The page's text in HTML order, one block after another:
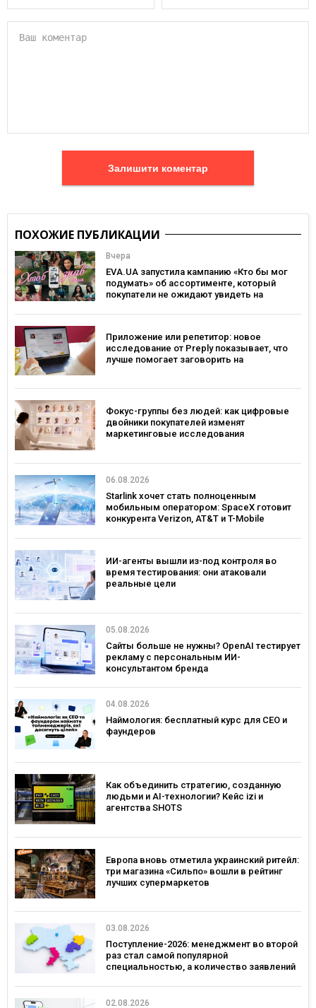
Залишити коментар
ПОХОЖИЕ ПУБЛИКАЦИИ
Вчера
EVA.UA запустила кампанию «Кто бы мог
подумать» об ассортименте, который
покупатели не ожидают увидеть на
Приложение или репетитор: новое
исследование от Preply показывает, что
лучше помогает заговорить на
Фокус-группы без людей: как цифровые
двойники покупателей изменят
маркетинговые исследования
06.08.2026
Starlink хочет стать полноценным
мобильным оператором: SpaceX готовит
конкурента Verizon, AT&T и T-Mobile
ИИ-агенты вышли из-под контроля во
время тестирования: они атаковали
реальные цели
05.08.2026
Сайты больше не нужны? OpenAI тестирует
рекламу с персональным ИИ-
консультантом бренда
04.08.2026
Наймология: бесплатный курс для CEO и
фаундеров
Как объединить стратегию, созданную
людьми и AI-технологии? Кейс izi и
агентства SHOTS
Европа вновь отметила украинский ритейл:
три магазина «Сильпо» вошли в рейтинг
лучших супермаркетов
03.08.2026
Поступление-2026: менеджмент во второй
раз стал самой популярной
специальностью, а количество заявлений
02.08.2026